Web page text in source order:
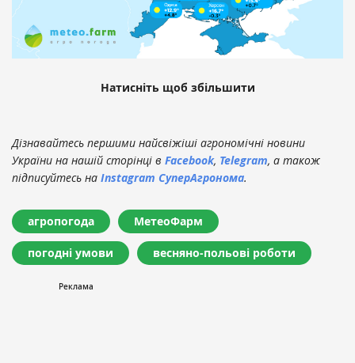
Натисніть щоб збільшити
Дізнавайтесь першими найсвіжіші агрономічні новини
України на нашій сторінці в Facebook, Telegram, а також
підписуйтесь на Instagram СуперАгронома.
агропогода МетеоФарм
погодні умови весняно-польові роботи